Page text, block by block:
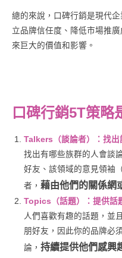
總的來說，口碑行銷是現代
立品牌信任度、降低市場推
來巨大的價值和影響。
口碑行銷5T策略
Talkers（談論者）：找出
找出有哪些族群的人會談
好友、該領域的意見領袖
者， 藉由他們的關係網
Topics（話題）：提供話
人們喜歡有趣的話題，並
朋好友，因此你的品牌必
論， 持續提供他們感興